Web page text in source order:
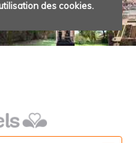
des cookies.